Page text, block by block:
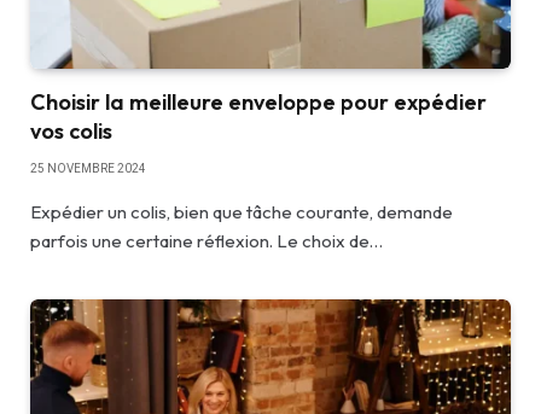
Choisir la meilleure enveloppe pour expédier
vos colis
25 NOVEMBRE 2024
Expédier un colis, bien que tâche courante, demande
parfois une certaine réflexion. Le choix de…